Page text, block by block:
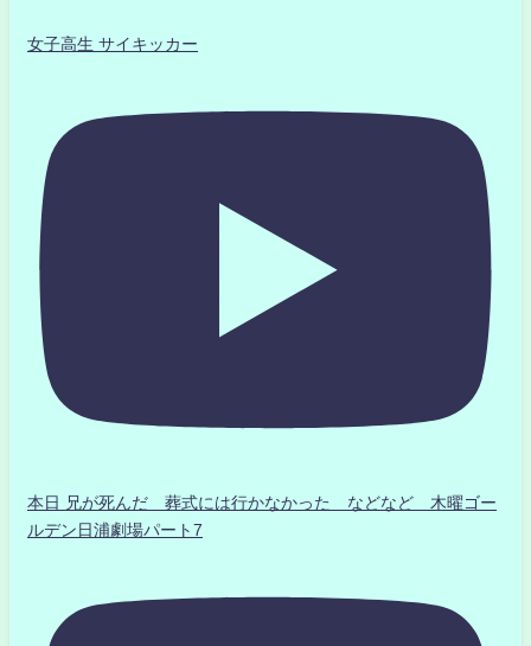
女子高生 サイキッカー
本日 兄が死んだ 葬式には行かなかった などなど 木曜ゴー
ルデン日浦劇場パート7